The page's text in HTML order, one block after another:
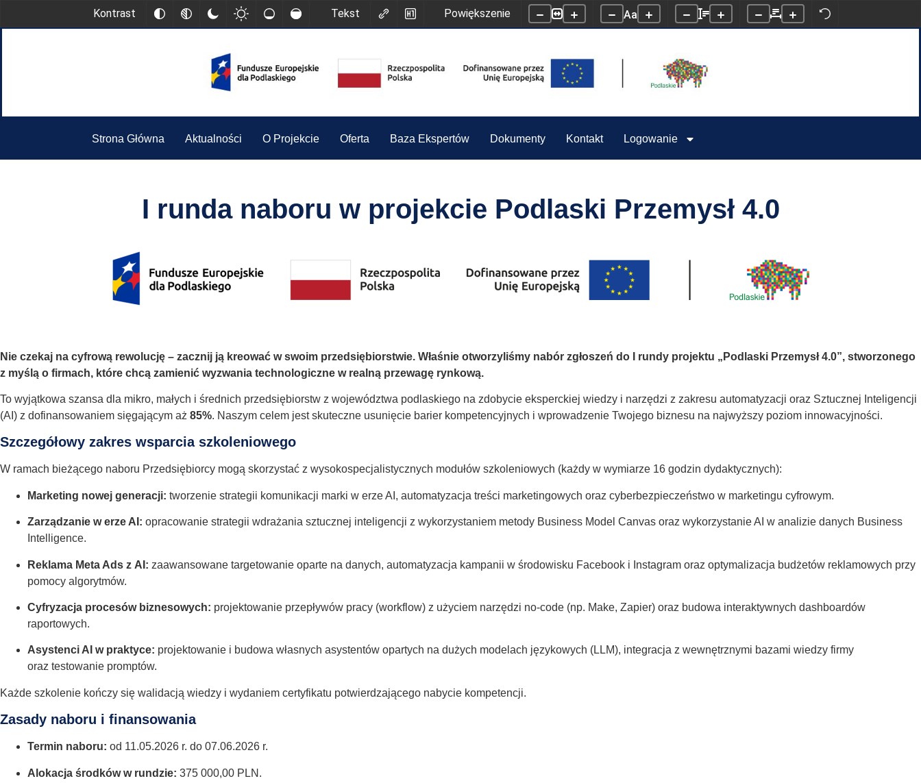
Kontrast Tekst Powiększenie Aa
Strona Główna Aktualności O Projekcie Oferta Baza Ekspertów Dokumenty Kontakt Logowanie
I runda naboru w projekcie Podlaski Przemysł 4.0
Nie czekaj na cyfrową rewolucję – zacznij ją kreować w swoim przedsiębiorstwie. Właśnie otworzyliśmy nabór zgłoszeń do I rundy projektu „Podlaski Przemysł 4.0”, stworzonego
z myślą o firmach, które chcą zamienić wyzwania technologiczne w realną przewagę rynkową.
To wyjątkowa szansa dla mikro, małych i średnich przedsiębiorstw z województwa podlaskiego na zdobycie eksperckiej wiedzy i narzędzi z zakresu automatyzacji oraz Sztucznej Inteligencji
(AI) z dofinansowaniem sięgającym aż 85%. Naszym celem jest skuteczne usunięcie barier kompetencyjnych i wprowadzenie Twojego biznesu na najwyższy poziom innowacyjności.
Szczegółowy zakres wsparcia szkoleniowego
W ramach bieżącego naboru Przedsiębiorcy mogą skorzystać z wysokospecjalistycznych modułów szkoleniowych (każdy w wymiarze 16 godzin dydaktycznych):
Marketing nowej generacji: tworzenie strategii komunikacji marki w erze AI, automatyzacja treści marketingowych oraz cyberbezpieczeństwo w marketingu cyfrowym.
Zarządzanie w erze AI: opracowanie strategii wdrażania sztucznej inteligencji z wykorzystaniem metody Business Model Canvas oraz wykorzystanie AI w analizie danych Business
Intelligence.
Reklama Meta Ads z AI: zaawansowane targetowanie oparte na danych, automatyzacja kampanii w środowisku Facebook i Instagram oraz optymalizacja budżetów reklamowych przy
pomocy algorytmów.
Cyfryzacja procesów biznesowych: projektowanie przepływów pracy (workflow) z użyciem narzędzi no-code (np. Make, Zapier) oraz budowa interaktywnych dashboardów
raportowych.
Asystenci AI w praktyce: projektowanie i budowa własnych asystentów opartych na dużych modelach językowych (LLM), integracja z wewnętrznymi bazami wiedzy firmy
oraz testowanie promptów.
Każde szkolenie kończy się walidacją wiedzy i wydaniem certyfikatu potwierdzającego nabycie kompetencji.
Zasady naboru i finansowania
Termin naboru: od 11.05.2026 r. do 07.06.2026 r.
Alokacja środków w rundzie: 375 000,00 PLN.